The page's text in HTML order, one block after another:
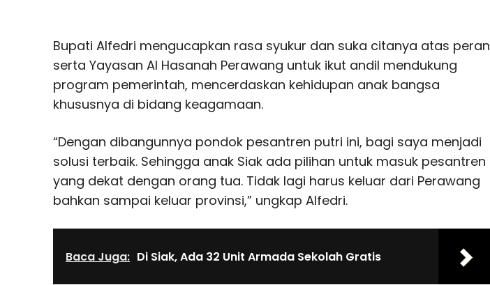
Bupati Alfedri mengucapkan rasa syukur dan suka citanya atas peran
serta Yayasan Al Hasanah Perawang untuk ikut andil mendukung
program pemerintah, mencerdaskan kehidupan anak bangsa
khususnya di bidang keagamaan.
“Dengan dibangunnya pondok pesantren putri ini, bagi saya menjadi
solusi terbaik. Sehingga anak Siak ada pilihan untuk masuk pesantren
yang dekat dengan orang tua. Tidak lagi harus keluar dari Perawang
bahkan sampai keluar provinsi,” ungkap Alfedri.
Baca Juga: Di Siak, Ada 32 Unit Armada Sekolah Gratis